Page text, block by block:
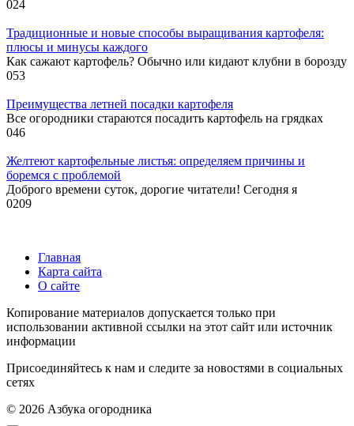
024
Традиционные и новые способы выращивания картофеля:
плюсы и минусы каждого
Как сажают картофель? Обычно или кидают клубни в борозду
053
Преимущества летней посадки картофеля
Все огородники стараются посадить картофель на грядках
046
Желтеют картофельные листья: определяем причины и
боремся с проблемой
Доброго времени суток, дорогие читатели! Сегодня я
0209
Главная
Карта сайта
О сайте
Копирование материалов допускается только при
использовании активной ссылки на этот сайт или источник
информации
Присоединяйтесь к нам и следите за новостями в социальных
сетях
© 2026 Азбука огородника